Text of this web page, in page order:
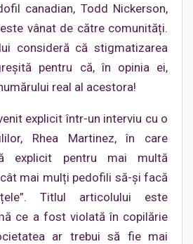
canadian, Todd Nickerson,
vânat de către comunități.
consideră că stigmatizarea
pentru că, în opinia ei,
real al acestora!
explicit într-un interviu cu o
Rhea Martinez, în care
explicit pentru mai multă
mai mulți pedofili să-și facă
Titlul articolului este
ce a fost violată în copilărie
ar trebui să fie mai